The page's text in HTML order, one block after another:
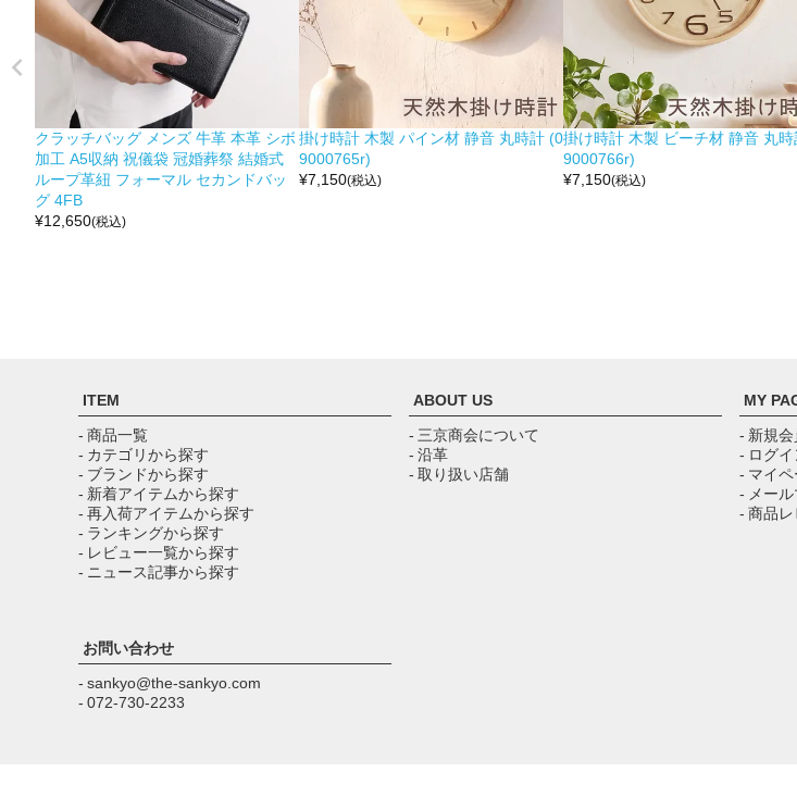
クラッチバッグ メンズ 牛革 本革 シボ
加工 A5収納 祝儀袋 冠婚葬祭 結婚式
ループ革紐 フォーマル セカンドバッ
グ 4FB
¥12,650(税込)
掛け時計 木製 パイン材 静音 丸時計 (0
9000765r)
¥7,150(税込)
掛け時計 木製 ビーチ材 静音 丸
9000766r)
¥7,150(税込)
ITEM
- 商品一覧
- カテゴリから探す
- ブランドから探す
- 新着アイテムから探す
- 再入荷アイテムから探す
- ランキングから探す
- レビュー一覧から探す
- ニュース記事から探す
ABOUT US
- 三京商会について
- 沿革
- 取り扱い店舗
MY
- 新規
- ログイ
- マイペ
- メー
- 商品
お問い合わせ
- sankyo@the-sankyo.com
- 072-730-2233